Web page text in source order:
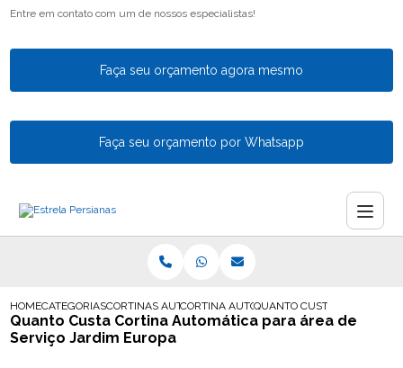
Entre em contato com um de nossos especialistas!
Faça seu orçamento agora mesmo
Faça seu orçamento por Whatsapp
HOMECATEGORIASCORTINAS AUTOMATICASCORTINA AUTOMATICA PARA SALA
QUANTO CUSTA CORTINA
Quanto Custa Cortina Automática para área de
Serviço Jardim Europa